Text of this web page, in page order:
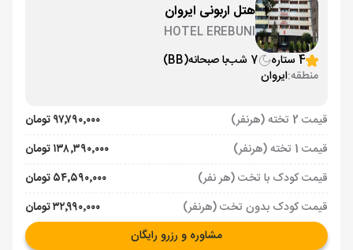
هتل اربونی ایروان
HOTEL EREBUNI
4 ستاره
7 شب با صبحانه(BB)
منطقه:ایروان
قیمت 2 تخته (هرنفر)
۹۷٬۷۹۰٬۰۰۰ تومان
قیمت 1 تخته (هرنفر)
۱۳۸٬۳۹۰٬۰۰۰ تومان
قیمت کودک با تخت (هر نفر)
۵۴٬۵۹۰٬۰۰۰ تومان
قیمت کودک بدون تخت (هرنفر)
۳۲٬۹۹۰٬۰۰۰ تومان
مشاوره و رزرو رایگان